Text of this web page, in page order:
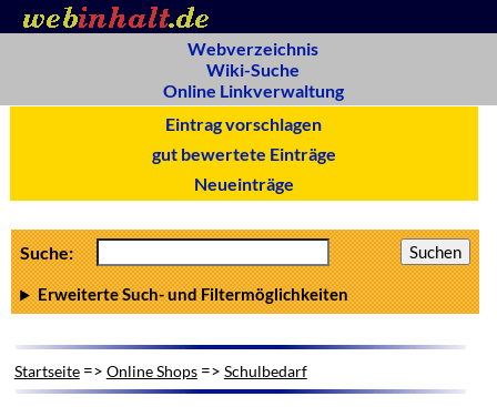
Webverzeichnis
Wiki-Suche
Online Linkverwaltung
Eintrag vorschlagen
gut bewertete Einträge
Neueinträge
Suche:
Erweiterte Such- und Filtermöglichkeiten
Startseite=> Online Shops=> Schulbedarf